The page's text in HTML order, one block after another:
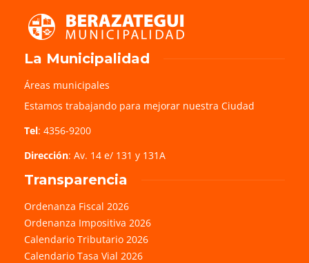
La Municipalidad
Áreas municipales
Estamos trabajando para mejorar nuestra Ciudad
Tel: 4356-9200
Dirección: Av. 14 e/ 131 y 131A
Transparencia
Ordenanza Fiscal 2026
Ordenanza Impositiva 2026
Calendario Tributario 2026
Calendario Tasa Vial 2026